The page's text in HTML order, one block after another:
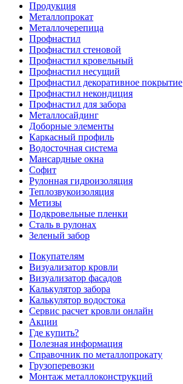
Продукция
Металлопрокат
Металлочерепица
Профнастил
Профнастил стеновой
Профнастил кровельный
Профнастил несущий
Профнастил декоративное покрытие
Профнастил некондиция
Профнастил для забора
Металлосайдинг
Доборные элементы
Каркасный профиль
Водосточная система
Мансардные окна
Софит
Рулонная гидроизоляция
Теплозвукоизоляция
Метизы
Подкровельные пленки
Сталь в рулонах
Зеленый забор
Покупателям
Визуализатор кровли
Визуализатор фасадов
Калькулятор забора
Калькулятор водостока
Сервис расчет кровли онлайн
Акции
Где купить?
Полезная информация
Справочник по металлопрокату
Грузоперевозки
Монтаж металлоконструкций